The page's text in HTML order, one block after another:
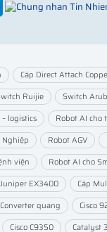
Cáp Direct Attach
Ruijie Switch
logistics
Robot AI cho
Nghiệp
Robot AGV
viện
Robot AI cho
Juniper EX3400 Cáp
Converter quang Cisco
Cisco C9350 Catalyst